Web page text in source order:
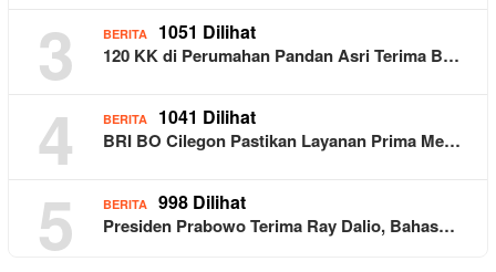
3 BERITA 1051 Dilihat
120 KK di Perumahan Pandan Asri Terima B…
4 BERITA 1041 Dilihat
BRI BO Cilegon Pastikan Layanan Prima Me…
5 BERITA 998 Dilihat
Presiden Prabowo Terima Ray Dalio, Bahas…